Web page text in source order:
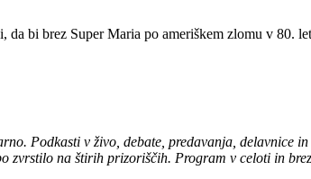
da bi brez Super Maria po ameriškem zlomu v 80.
Podkasti v živo, debate, predavanja, delavnice
zvrstilo na štirih prizoriščih. Program v celoti in